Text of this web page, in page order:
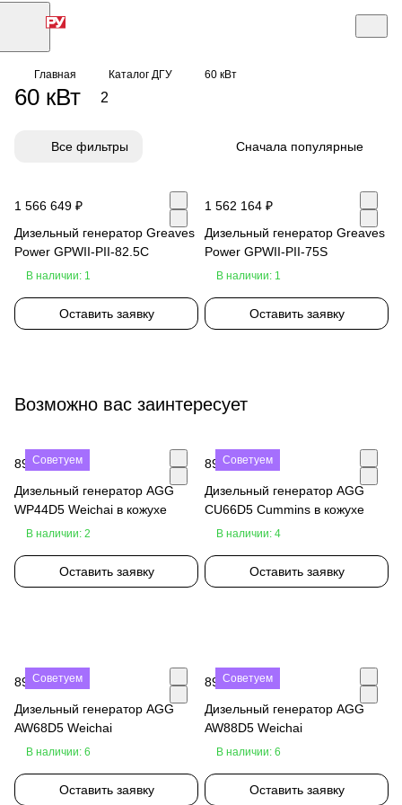
Главная Каталог ДГУ 60 кВт
60 кВт 2
Все фильтры Сначала популярные
1 566 649 ₽
Дизельный генератор Greaves
Power GPWII-PII-82.5С
В наличии: 1
Оставить заявку
1 562 164 ₽
Дизельный генератор Greaves
Power GPWII-PII-75S
В наличии: 1
Оставить заявку
Возможно вас заинтересует
Советуем
890 000 ₽
Дизельный генератор AGG
WP44D5 Weichai в кожухе
В наличии: 2
Оставить заявку
Советуем
890 000 ₽
Дизельный генератор AGG
CU66D5 Cummins в кожухе
В наличии: 4
Оставить заявку
Советуем
890 000 ₽
Дизельный генератор AGG
AW68D5 Weichai
В наличии: 6
Оставить заявку
Советуем
890 000 ₽
Дизельный генератор AGG
AW88D5 Weichai
В наличии: 6
Оставить заявку